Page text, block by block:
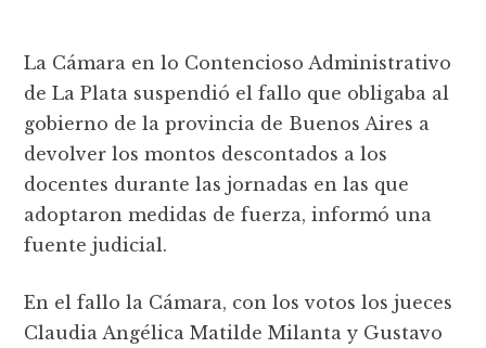
La Cámara en lo Contencioso Administrativo
de La Plata suspendió el fallo que obligaba al
gobierno de la provincia de Buenos Aires a
devolver los montos descontados a los
docentes durante las jornadas en las que
adoptaron medidas de fuerza, informó una
fuente judicial.
En el fallo la Cámara, con los votos los jueces
Claudia Angélica Matilde Milanta y Gustavo